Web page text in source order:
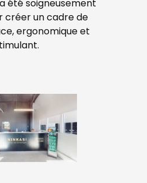
été soigneusement
créer un cadre de
ergonomique et